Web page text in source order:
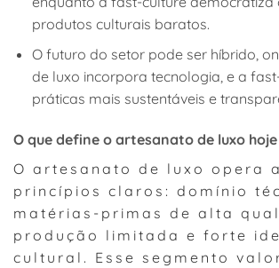
produtos culturais baratos.
O futuro do setor pode ser híbrido,
de luxo incorpora tecnologia, e a
práticas mais sustentáveis e
O que define o artesanato de luxo hoje
O artesanato de luxo opera
princípios claros: domínio
matérias-primas de alta
produção limitada e forte
cultural. Esse segmento